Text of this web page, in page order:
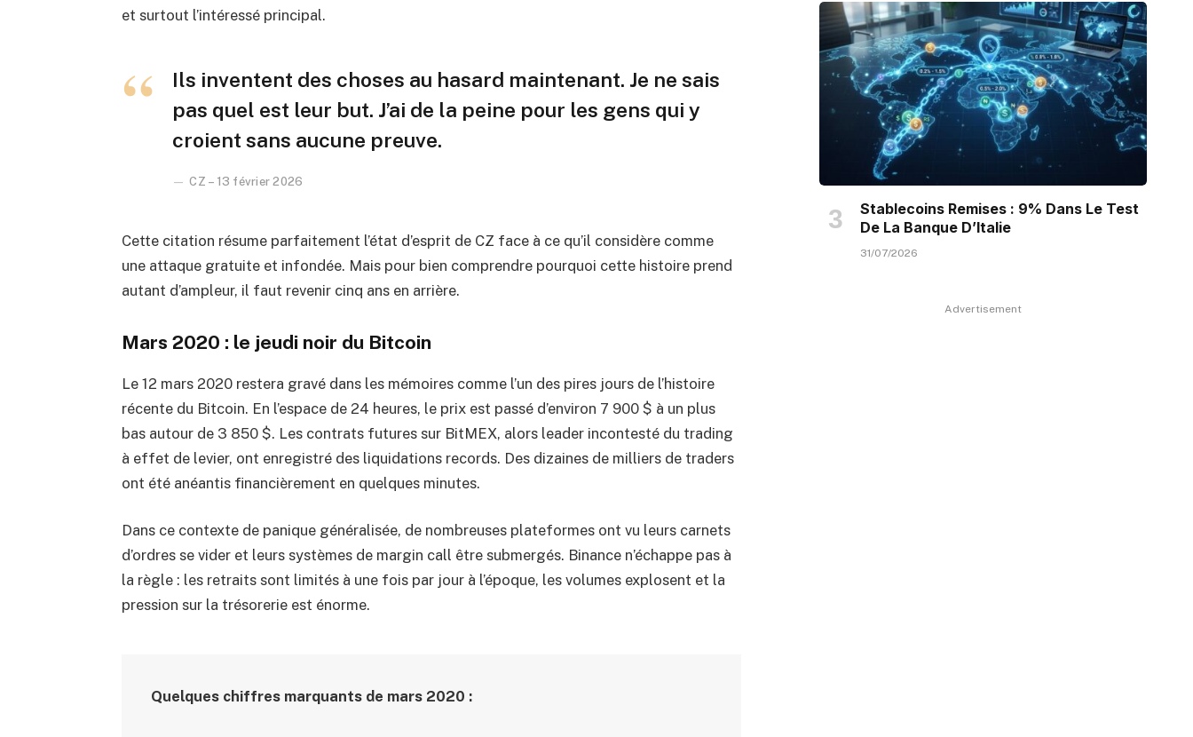
et surtout l’intéressé principal.
Ils inventent des choses au hasard maintenant. Je ne sais
pas quel est leur but. J’ai de la peine pour les gens qui y
croient sans aucune preuve.
CZ – 13 février 2026
Cette citation résume parfaitement l’état d’esprit de CZ face à ce qu’il considère comme
une attaque gratuite et infondée. Mais pour bien comprendre pourquoi cette histoire prend
autant d’ampleur, il faut revenir cinq ans en arrière.
Mars 2020 : le jeudi noir du Bitcoin
Le 12 mars 2020 restera gravé dans les mémoires comme l’un des pires jours de l’histoire
récente du Bitcoin. En l’espace de 24 heures, le prix est passé d’environ 7 900 $ à un plus
bas autour de 3 850 $. Les contrats futures sur BitMEX, alors leader incontesté du trading
à effet de levier, ont enregistré des liquidations records. Des dizaines de milliers de traders
ont été anéantis financièrement en quelques minutes.
Dans ce contexte de panique généralisée, de nombreuses plateformes ont vu leurs carnets
d’ordres se vider et leurs systèmes de margin call être submergés. Binance n’échappe pas à
la règle : les retraits sont limités à une fois par jour à l’époque, les volumes explosent et la
pression sur la trésorerie est énorme.
Quelques chiffres marquants de mars 2020 :
Stablecoins Remises : 9% Dans Le Test
De La Banque D’Italie
31/07/2026
Advertisement